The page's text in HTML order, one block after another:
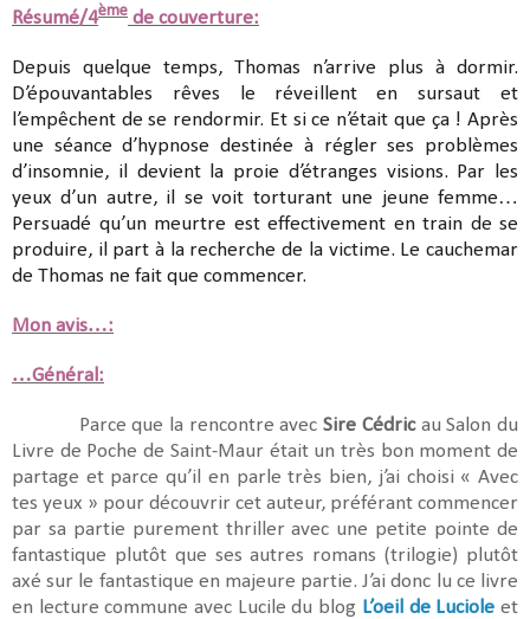
Résumé/4ème de couverture:
Depuis quelque temps, Thomas n’arrive plus à dormir.
D’épouvantables rêves le réveillent en sursaut et
l’empêchent de se rendormir. Et si ce n’était que ça ! Après
une séance d’hypnose destinée à régler ses problèmes
d’insomnie, il devient la proie d’étranges visions. Par les
yeux d’un autre, il se voit torturant une jeune femme…
Persuadé qu’un meurtre est effectivement en train de se
produire, il part à la recherche de la victime. Le cauchemar
de Thomas ne fait que commencer.
Mon avis…:
…Général:
Parce que la rencontre avecSire Cédricau Salon du
Livre de Poche de Saint-Maur était un très bon moment de
partage et parce qu’il en parle très bien, j’ai choisi « Avec
tes yeux » pour découvrir cet auteur, préférant commencer
par sa partie purement thriller avec une petite pointe de
fantastique plutôt que ses autres romans (trilogie) plutôt
axé sur le fantastique en majeure partie. J’ai donc lu ce livre
en lecture commune avec Lucile du blog L’oeil de Lucioleet